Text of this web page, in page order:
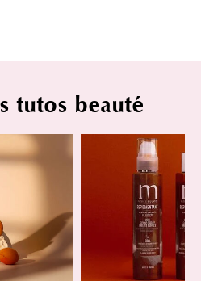
tutos beauté